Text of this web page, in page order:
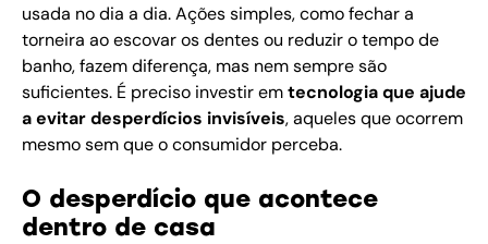
usada no dia a dia. Ações simples, como fechar a
torneira ao escovar os dentes ou reduzir o tempo de
banho, fazem diferença, mas nem sempre são
suficientes. É preciso investir emtecnologia que ajude
a evitar desperdícios invisíveis, aqueles que ocorrem
mesmo sem que o consumidor perceba.
O desperdício que acontece
dentro de casa